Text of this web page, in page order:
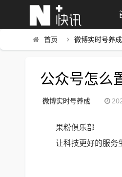
首页 微博实时号养成
公众号怎么
微博实时号养成
果粉俱乐部
让科技更好的服务